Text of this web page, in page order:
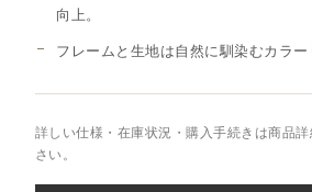
向上。
フレームと生地は自然に馴染むカラー
詳しい仕様・在庫状況・購入手続きは商品
さい。